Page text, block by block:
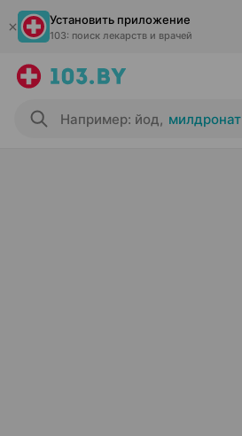
Установить приложение
103: поиск лекарств и врачей
Например: йод, милдронат